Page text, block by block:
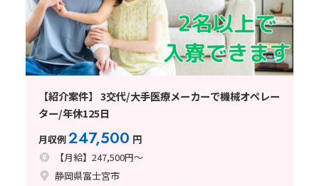
【紹介案件】 3交代/大手医療メーカーで機械オペレー
ター/年休125日
月収例247,500 円
【月給】247,500円～
静岡県富士宮市